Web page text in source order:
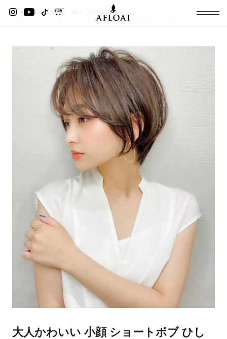
AFLOAT TOP
ALL STYLES
大人かわいい 小顔 ショートボブ ひし形シルエット グレージュ
大人かわいい 小顔 ショートボブ ひし